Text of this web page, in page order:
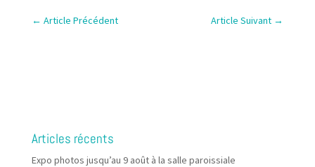
← Article Précédent Article Suivant →
Articles récents
Expo photos jusqu’au 9 août à la salle paroissiale